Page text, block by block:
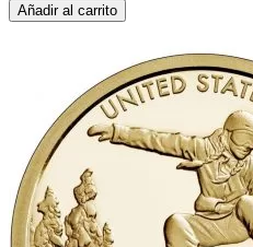
Añadir al carrito